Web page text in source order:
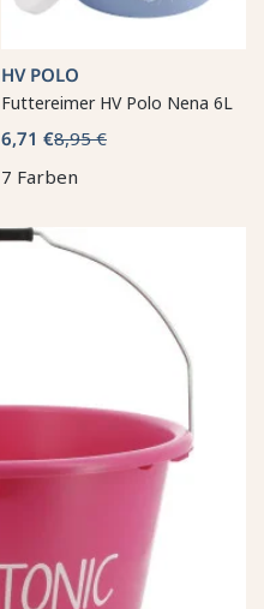
HV POLO
Futtereimer HV Polo Nena 6L
6,71 €8,95 €
7 Farben